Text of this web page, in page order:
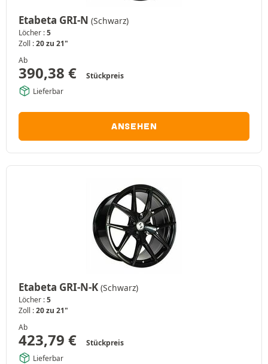
Etabeta GRI-N (Schwarz)
Löcher :5
Zoll :20 zu 21"
Ab
390,38 €
Stückpreis
Lieferbar
ANSEHEN
Etabeta GRI-N-K (Schwarz)
Löcher :5
Zoll :20 zu 21"
Ab
423,79 €
Stückpreis
Lieferbar